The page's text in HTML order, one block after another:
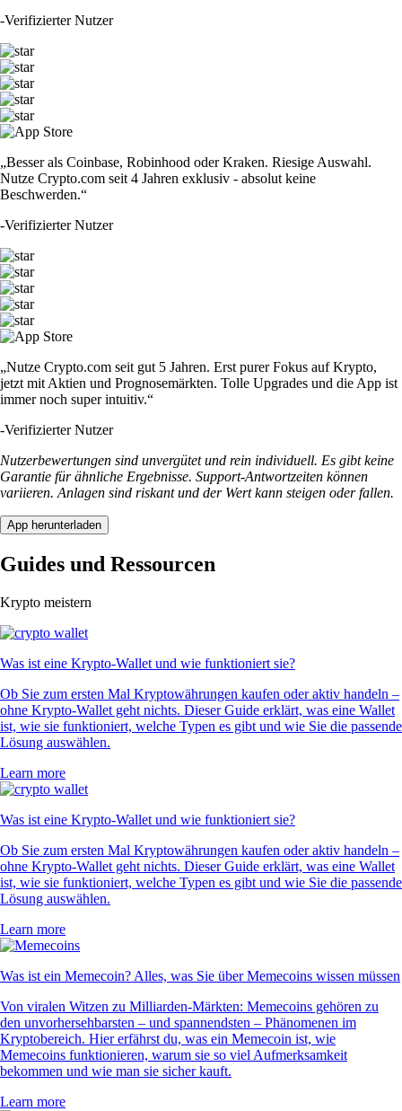
-Verifizierter Nutzer
„Besser als Coinbase, Robinhood oder Kraken. Riesige Auswahl.
Nutze Crypto.com seit 4 Jahren exklusiv - absolut keine
Beschwerden.“
-Verifizierter Nutzer
„Nutze Crypto.com seit gut 5 Jahren. Erst purer Fokus auf Krypto,
jetzt mit Aktien und Prognosemärkten. Tolle Upgrades und die App ist
immer noch super intuitiv.“
-Verifizierter Nutzer
Nutzerbewertungen sind unvergütet und rein individuell. Es gibt keine
Garantie für ähnliche Ergebnisse. Support-Antwortzeiten können
variieren. Anlagen sind riskant und der Wert kann steigen oder fallen.
App herunterladen
Guides und Ressourcen
Krypto meistern
Was ist eine Krypto-Wallet und wie funktioniert sie?
Ob Sie zum ersten Mal Kryptowährungen kaufen oder aktiv handeln –
ohne Krypto-Wallet geht nichts. Dieser Guide erklärt, was eine Wallet
ist, wie sie funktioniert, welche Typen es gibt und wie Sie die passende
Lösung auswählen.
Learn more
Was ist eine Krypto-Wallet und wie funktioniert sie?
Ob Sie zum ersten Mal Kryptowährungen kaufen oder aktiv handeln –
ohne Krypto-Wallet geht nichts. Dieser Guide erklärt, was eine Wallet
ist, wie sie funktioniert, welche Typen es gibt und wie Sie die passende
Lösung auswählen.
Learn more
Was ist ein Memecoin? Alles, was Sie über Memecoins wissen müssen
Von viralen Witzen zu Milliarden-Märkten: Memecoins gehören zu
den unvorhersehbarsten – und spannendsten – Phänomenen im
Kryptobereich. Hier erfährst du, was ein Memecoin ist, wie
Memecoins funktionieren, warum sie so viel Aufmerksamkeit
bekommen und wie man sie sicher kauft.
Learn more